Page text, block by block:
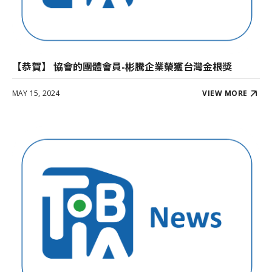
【恭賀】 協會的團體會員-彬騰企業榮獲台灣金根獎
MAY 15, 2024 VIEW MORE